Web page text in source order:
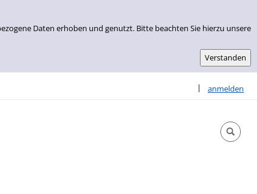
Daten erhoben und genutzt. Bitte beachten Sie hierzu unsere
| anmelden
Sprache